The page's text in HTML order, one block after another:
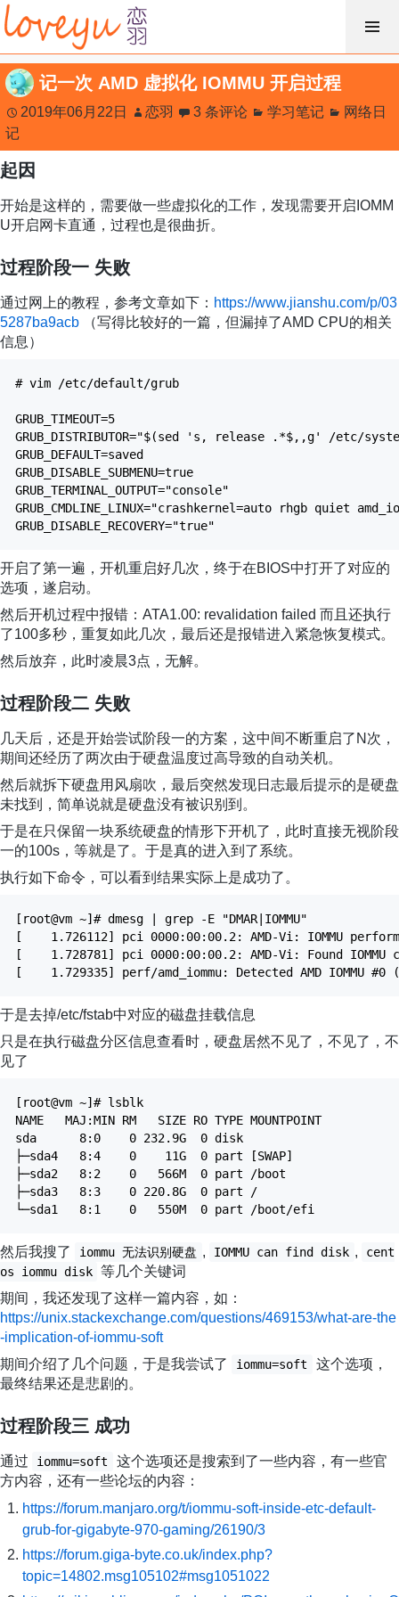
跳
过
内
容
记一次 AMD 虚拟化 IOMMU 开启过程
2019年06月22日 恋羽 3 条评论 学习笔记
网络日
记
起因
开始是这样的，需要做一些虚拟化的工作，发现需要开启IOMM
U开启网卡直通，过程也是很曲折。
过程阶段一 失败
通过网上的教程，参考文章如下： https://www.jianshu.com/p/03
5287ba9acb （写得比较好的一篇，但漏掉了AMD CPU的相关
信息）
# vim /etc/default/grub
GRUB_TIMEOUT=5
GRUB_DISTRIBUTOR="$(sed 's, release .*$,,g' /etc/
GRUB_DEFAULT=saved
GRUB_DISABLE_SUBMENU=true
GRUB_TERMINAL_OUTPUT="console"
GRUB_CMDLINE_LINUX="crashkernel=auto rhgb quiet
GRUB_DISABLE_RECOVERY="true"
开启了第一遍，开机重启好几次，终于在BIOS中打开了对应的
选项，遂启动。
然后开机过程中报错：ATA1.00: revalidation failed 而且还执行
了100多秒，重复如此几次，最后还是报错进入紧急恢复模式。
然后放弃，此时凌晨3点，无解。
过程阶段二 失败
几天后，还是开始尝试阶段一的方案，这中间不断重启了N次，
期间还经历了两次由于硬盘温度过高导致的自动关机。
然后就拆下硬盘用风扇吹，最后突然发现日志最后提示的是硬盘
未找到，简单说就是硬盘没有被识别到。
于是在只保留一块系统硬盘的情形下开机了，此时直接无视阶段
一的100s，等就是了。于是真的进入到了系统。
执行如下命令，可以看到结果实际上是成功了。
[root@vm ~]# dmesg | grep -E "DMAR|IOMMU"
[ 1.726112] pci 0000:00:00.2: AMD-Vi: IOMMU
[ 1.728781] pci 0000:00:00.2: AMD-Vi: Found IOMMU
[ 1.729335] perf/amd_iommu: Detected AMD IOMMU
于是去掉/etc/fstab中对应的磁盘挂载信息
只是在执行磁盘分区信息查看时，硬盘居然不见了，不见了，不
见了
[root@vm ~]# lsblk
NAME MAJ:MIN RM SIZE RO TYPE MOUNTPOINT
sda 8:0 0 232.9G 0 disk
├─sda4 8:4 0 11G 0 part [SWAP]
├─sda2 8:2 0 566M 0 part /boot
├─sda3 8:3 0 220.8G 0 part /
└─sda1 8:1 0 550M 0 part /boot/efi
然后我搜了 iommu 无法识别硬盘 , IOMMU can find disk ,
cent
os iommu disk 等几个关键词
期间，我还发现了这样一篇内容，如：
https://unix.stackexchange.com/questions/469153/what-are-the
-implication-of-iommu-soft
期间介绍了几个问题，于是我尝试了
iommu=soft
这个选项，
最终结果还是悲剧的。
过程阶段三 成功
通过 iommu=soft
这个选项还是搜索到了一些内容，有一些官
方内容，还有一些论坛的内容：
https://forum.manjaro.org/t/iommu-soft-inside-etc-default-
grub-for-gigabyte-970-gaming/26190/3
https://forum.giga-byte.co.uk/index.php?
topic=14802.msg105102#msg1051022